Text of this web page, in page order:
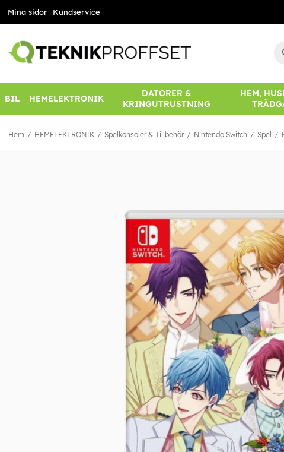
Mina sidor Kundservice
BIL HEMELEKTRONIK
DATORER &
KRINGUTRUSTNING
HEM,
Hem HEMELEKTRONIK Spelkonsoler & Tillbehör Nintendo Switch Spel